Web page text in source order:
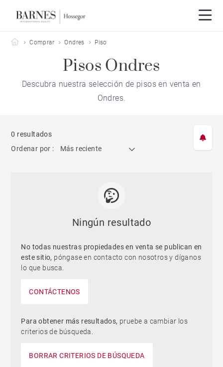
Barnes Hossegor
Comprar Ondres Piso
Pisos Ondres
Descubra nuestra selección de pisos en venta en
Ondres.
0 resultados
Ordenar por :
Más reciente
Ningún resultado
No todas nuestras propiedades en venta se publican en
este sitio, póngase en contacto con nosotros y díganos
lo que busca.
CONTÁCTENOS
Para obtener más resultados, pruebe a cambiar los
criterios de búsqueda.
BORRAR CRITERIOS DE BÚSQUEDA